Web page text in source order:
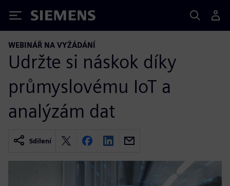
Siemens
WEBINÁŘ NA VYŽÁDÁNÍ
Udržte si náskok díky
průmyslovému IoT a
analýzám dat
Sdílení